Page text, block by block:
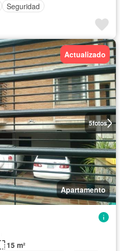
Seguridad
5fotos
Actualizado
Apartamento
15 m²